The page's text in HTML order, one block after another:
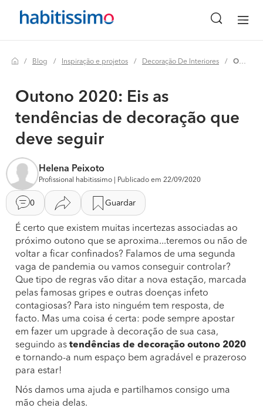
Blog Inspiração e projetos Decoração De Interiores Outono 2020: eis as tendências de decoração que deve seguir
Outono 2020: Eis as
tendências de decoração que
deve seguir
Helena Peixoto
Profissional habitissimo | Publicado em 22/09/2020
0 Guardar
É certo que existem muitas incertezas associadas ao
próximo outono que se aproxima...teremos ou não de
voltar a ficar confinados? Falamos de uma segunda
vaga de pandemia ou vamos conseguir controlar?
Que tipo de regras vão ditar a nova estação, marcada
pelas famosas gripes e outras doenças infeto
contagiosas? Para isto ninguém tem resposta, de
facto. Mas uma coisa é certa: pode sempre apostar
em fazer um upgrade à decoração de sua casa,
seguindo as tendências de decoração outono 2020
e tornando-a num espaço bem agradável e prazeroso
para estar!
Nós damos uma ajuda e partilhamos consigo uma
mão cheia delas.